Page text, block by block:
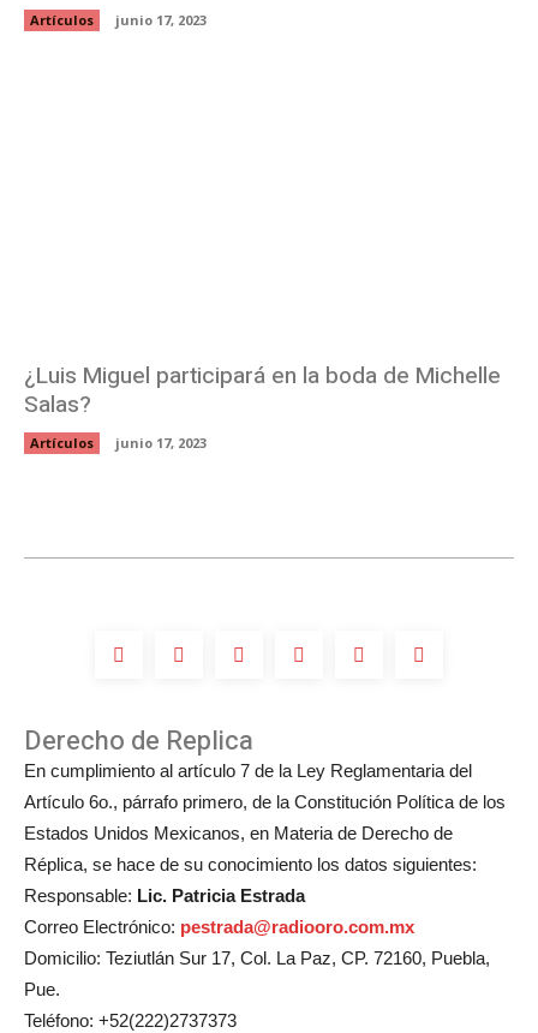
Artículos junio 17, 2023
¿Luis Miguel participará en la boda de Michelle
Salas?
Artículos junio 17, 2023
Derecho de Replica
En cumplimiento al artículo 7 de la Ley Reglamentaria del
Artículo 6o., párrafo primero, de la Constitución Política de los
Estados Unidos Mexicanos, en Materia de Derecho de
Réplica, se hace de su conocimiento los datos siguientes:
Responsable: Lic. Patricia Estrada
Correo Electrónico: pestrada@radiooro.com.mx
Domicilio: Teziutlán Sur 17, Col. La Paz, CP. 72160, Puebla,
Pue.
Teléfono: +52(222)2737373